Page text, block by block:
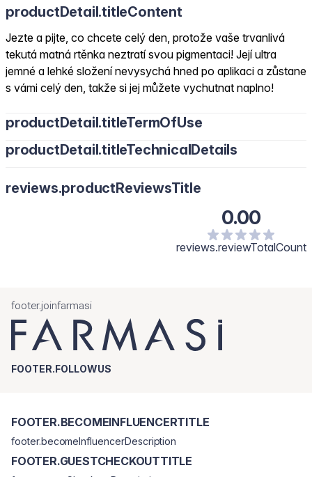
productDetail.titleContent
Jezte a pijte, co chcete celý den, protože vaše trvanlivá
tekutá matná rtěnka neztratí svou pigmentaci! Její ultra
jemné a lehké složení nevysychá hned po aplikaci a zůstane
s vámi celý den, takže si jej můžete vychutnat naplno!
productDetail.titleTermOfUse
productDetail.titleTechnicalDetails
reviews.productReviewsTitle
0.00
reviews.reviewTotalCount
footer.joinfarmasi
FOOTER.FOLLOWUS
FOOTER.BECOMEINFLUENCERTITLE
footer.becomeInfluencerDescription
FOOTER.GUESTCHECKOUTTITLE